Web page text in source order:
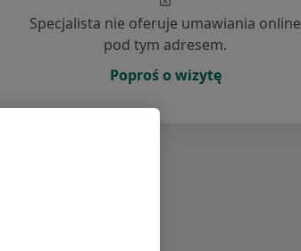
Specjalista nie oferuje umawiania online
pod tym adresem.
Poproś o wizytę